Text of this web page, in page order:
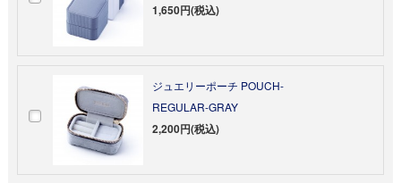
1,650円(税込)
ジュエリーポーチ POUCH-
REGULAR-GRAY
2,200円(税込)